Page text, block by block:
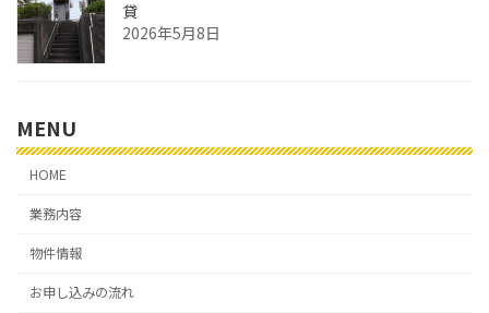
貸
2026年5月8日
MENU
HOME
業務内容
物件情報
お申し込みの流れ